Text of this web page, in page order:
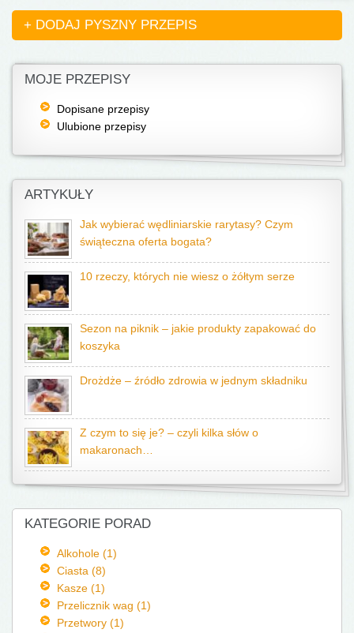
+ DODAJ PYSZNY PRZEPIS
MOJE PRZEPISY
Dopisane przepisy
Ulubione przepisy
ARTYKUŁY
Jak wybierać wędliniarskie rarytasy? Czym
świąteczna oferta bogata?
10 rzeczy, których nie wiesz o żółtym serze
Sezon na piknik – jakie produkty zapakować do
koszyka
Drożdże – źródło zdrowia w jednym składniku
Z czym to się je? – czyli kilka słów o
makaronach…
KATEGORIE PORAD
Alkohole (1)
Ciasta (8)
Kasze (1)
Przelicznik wag (1)
Przetwory (1)